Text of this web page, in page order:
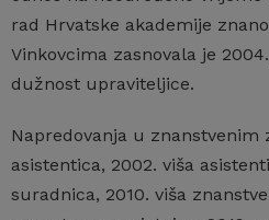
rad Hrvatske akademije
Vinkovcima zasnovala je
dužnost upraviteljice.
Napredovanja u znanstvenim
asistentica, 2002. viša
suradnica, 2010. viša